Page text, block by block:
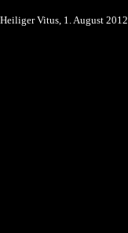
Heiliger Vitus, 1. August 2012